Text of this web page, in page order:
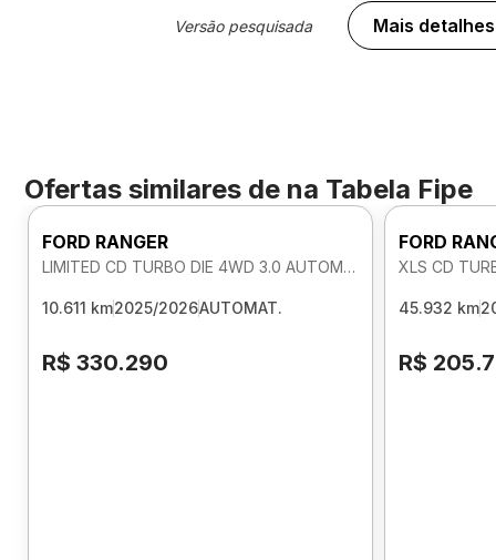
Versão pesquisada Mais detalhes
Ofertas similares de na Tabela Fipe
FORD RANGER
LIMITED CD TURBO DIE 4WD 3.0 AUTOMATICO
10.611 km2025/2026AUTOMAT.
R$ 330.290
FORD
XLS CD
45.932 km
R$